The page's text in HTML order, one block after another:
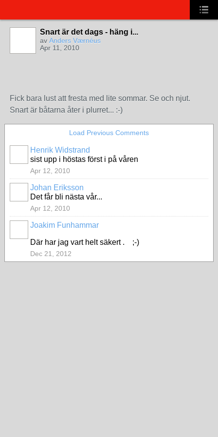
Snart är det dags - häng i...
av Anders Værnéus
Apr 11, 2010
Fick bara lust att fresta med lite sommar. Se och njut.
Snart är båtarna åter i plurret... :-)
Load Previous Comments
Henrik Widstrand
sist upp i höstas först i på våren
Apr 12, 2010
Johan Eriksson
Det får bli nästa vår...
Apr 12, 2010
Joakim Funhammar
Där har jag vart helt säkert . ;-)
Dec 21, 2012